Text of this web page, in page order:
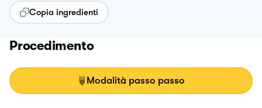
Copia ingredienti
Procedimento
Modalità passo passo